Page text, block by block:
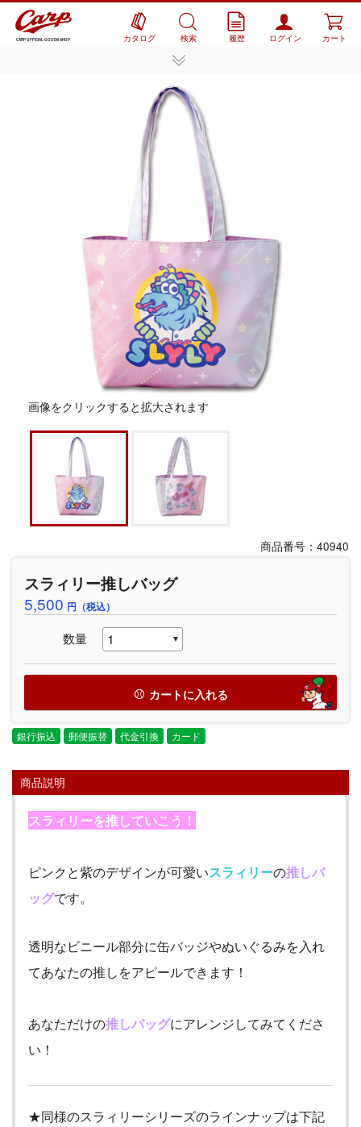
CARP OFFICIAL GOODS SHOP カタログ 検索 履歴 ログイン カート
画像をクリックすると拡大されます
商品番号：40940
スラィリー推しバッグ
5,500 円（税込）
数量
カートに入れる
銀行振込 郵便振替 代金引換 カード
商品説明
スラィリーを推していこう！
ピンクと紫のデザインが可愛いスラィリーの推しバ
ッグです。
透明なビニール部分に缶バッジやぬいぐるみを入れ
てあなたの推しをアピールできます！
あなただけの推しバッグにアレンジしてみてくださ
い！
★同様のスラィリーシリーズのラインナップは下記